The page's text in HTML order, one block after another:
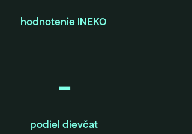
hodnotenie INEKO
-
podiel dievčat